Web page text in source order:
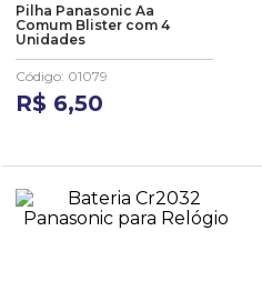
Pilha Panasonic Aa
Comum Blister com 4
Unidades
Código: 01079
R$ 6,50